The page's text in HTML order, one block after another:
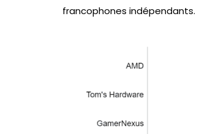
francophones indépendants.